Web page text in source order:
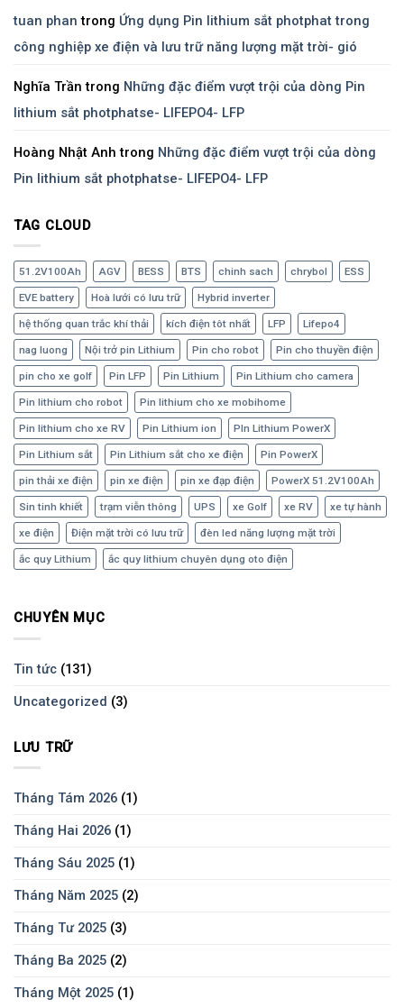
tuan phan trong Ứng dụng Pin lithium sắt photphat trong
công nghiệp xe điện và lưu trữ năng lượng mặt trời- gió
Nghĩa Trần trong Những đặc điểm vượt trội của dòng Pin
lithium sắt photphatse- LIFEPO4- LFP
Hoàng Nhật Anh trong Những đặc điểm vượt trội của dòng
Pin lithium sắt photphatse- LIFEPO4- LFP
TAG CLOUD
51.2V100Ah AGV BESS BTS chinh sach chrybol ESS
EVE battery Hoà lưới có lưu trữ Hybrid inverter
hệ thống quan trắc khí thải kích điện tôt nhất LFP Lifepo4
nag luong Nội trở pin Lithium Pin cho robot Pin cho thuyền điện
pin cho xe golf Pin LFP Pin Lithium Pin Lithium cho camera
Pin lithium cho robot Pin lithium cho xe mobihome
Pin lithium cho xe RV Pin Lithium ion PIn Lithium PowerX
Pin Lithium sắt Pin Lithium sắt cho xe điện Pin PowerX
pin thải xe điện pin xe điện pin xe đạp điện PowerX 51.2V100Ah
Sin tinh khiết trạm viễn thông UPS xe Golf xe RV xe tự hành
xe điện Điện mặt trời có lưu trữ đèn led năng lượng mặt trời
ắc quy Lithium ắc quy lithium chuyên dụng oto điện
CHUYÊN MỤC
Tin tức (131)
Uncategorized (3)
LƯU TRỮ
Tháng Tám 2026 (1)
Tháng Hai 2026 (1)
Tháng Sáu 2025 (1)
Tháng Năm 2025 (2)
Tháng Tư 2025 (3)
Tháng Ba 2025 (2)
Tháng Một 2025 (1)